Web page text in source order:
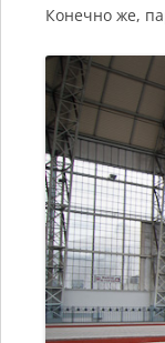
Конечно же,